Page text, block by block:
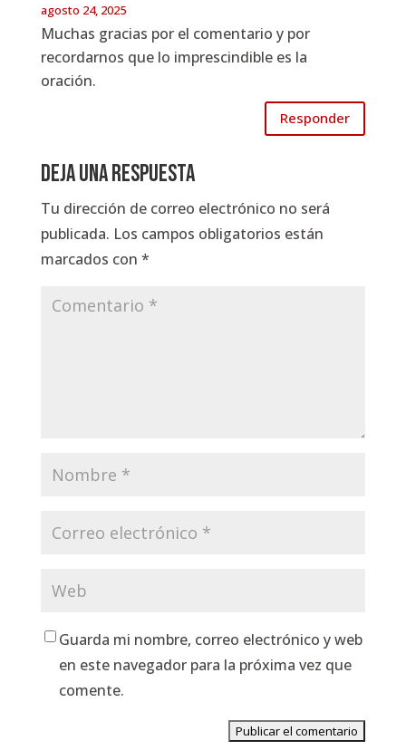
agosto 24, 2025
Muchas gracias por el comentario y por
recordarnos que lo imprescindible es la
oración.
Responder
Deja una respuesta
Tu dirección de correo electrónico no será
publicada. Los campos obligatorios están
marcados con *
Guarda mi nombre, correo electrónico y web
en este navegador para la próxima vez que
comente.